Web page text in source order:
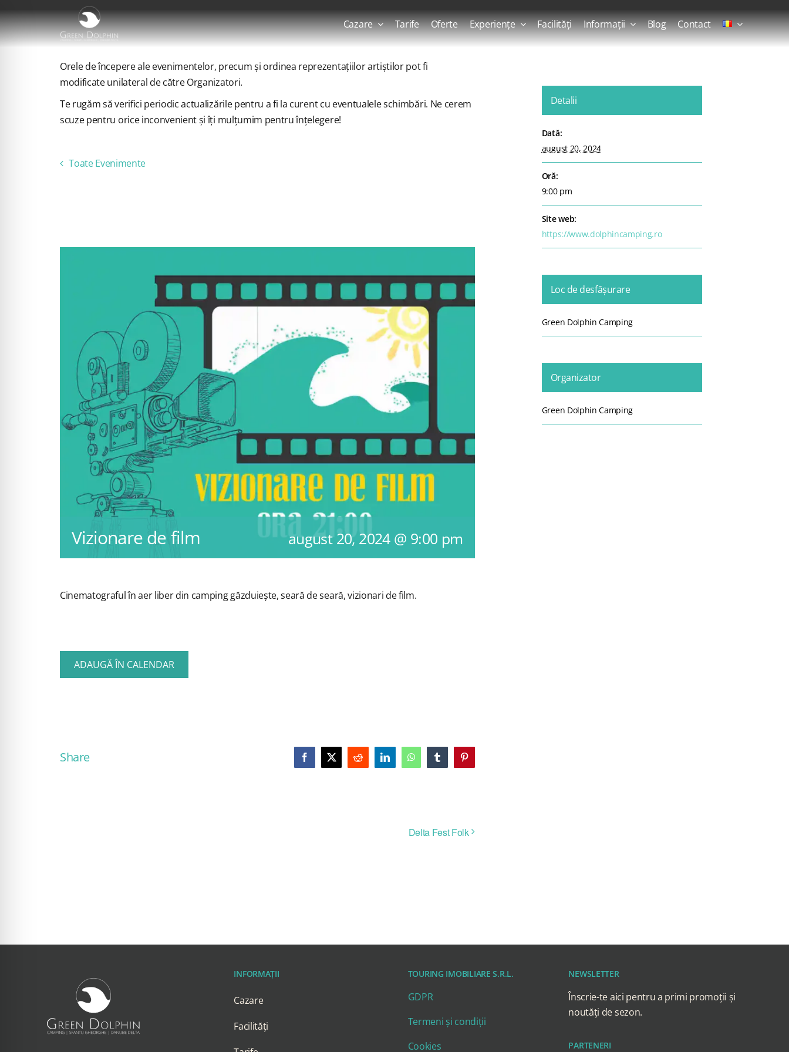
to
content
Cazare Tarife Oferte Experiențe Facilități Informații Blog Contact
Orele de începere ale evenimentelor, precum și ordinea reprezentațiilor artiștilor pot fi
modificate unilateral de către Organizatori.
Te rugăm să verifici periodic actualizările pentru a fi la curent cu eventualele schimbări. Ne cerem
scuze pentru orice inconvenient și îți mulțumim pentru înțelegere!
Toate Evenimente
Vizionare de film august 20, 2024 @ 9:00 pm
Cinematograful în aer liber din camping găzduiește, seară de seară, vizionari de film.
ADAUGĂ ÎN CALENDAR
Share Facebook
X Reddit LinkedInWhatsAppTumblrPinterest
Delta Fest Folk
Detalii
Dată:
august 20, 2024
Oră:
9:00 pm
Site web:
https://www.dolphincamping.ro
Loc de desfășurare
Green Dolphin Camping
Organizator
Green Dolphin Camping
INFORMAȚII
Cazare
Facilități
TOURING IMOBILIARE S.R.L.
GDPR
Termeni și condiții
Cookies
NEWSLETTER
Înscrie-te aici pentru a primi promoții și
noutăți de sezon.
PARTENERI